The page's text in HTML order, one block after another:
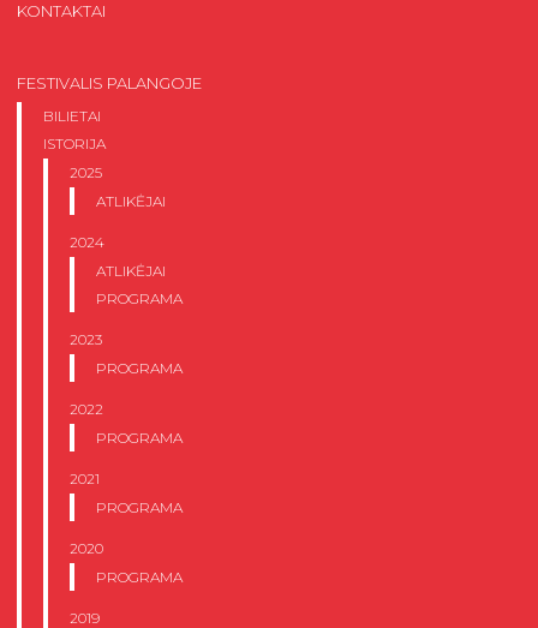
KONTAKTAI
FESTIVALIS PALANGOJE
BILIETAI
ISTORIJA
2025
ATLIKĖJAI
2024
ATLIKĖJAI
PROGRAMA
2023
PROGRAMA
2022
PROGRAMA
2021
PROGRAMA
2020
PROGRAMA
2019